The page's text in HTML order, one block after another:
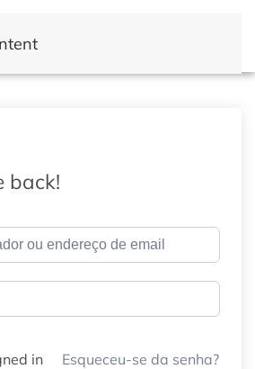
back!
in Esqueceu-se da senha?